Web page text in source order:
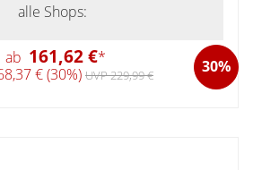
alle Shops:
ab 161,62 €* 30%
€ (30%) UVP 229,99 €